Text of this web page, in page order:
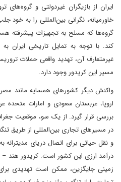
ایران از بازیگران غیردولتی و
خاورمیانه، نگرانی بین‌المللی را به
گروه‌ها که مسلح به تجهیزات پیشرفته
کند. با توجه به تمایل تاریخی ایران
غیرمتعارف آن، تهدید واقعی حملات
مسیر این کریدور وجود دارد.
واکنش دیگر کشورهای همسایه مانند
اروپا، عربستان سعودی و امارات
بررسی قرار گیرد. از یک سو، موقعیت
در مسیرهای تجاری بین‌المللی از طریق
و نقل حیاتی برای اتصال دریای
درآمد ارزی این کشور است. کریدور هند –
زمینی جایگزین، ممکن است تهدیدی